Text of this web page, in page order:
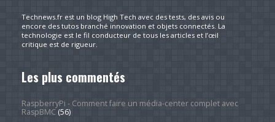
Technews.fr est un blog High Tech avec des tests, des avis ou
encore des tutos branché innovation et objets connectés. La
technologie est le fil conducteur de tous les articles et l’œil
critique est de rigueur.
Les plus commentés
RaspberryPi - Comment faire un média-center complet avec
RaspBMC(56)